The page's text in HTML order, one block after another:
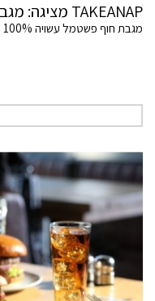
TAKEANAP מציגה: מגבת החוף שלא סוחבת חול
מגבת חוף פשטמל עשויה 100% כותנה, באריגה דקה, רכה ואוורירית.